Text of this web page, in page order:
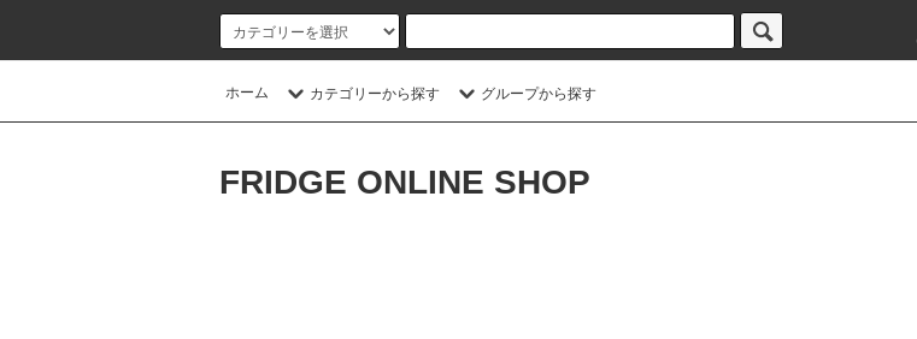
ホーム カテゴリーから探す グループから探す
FRIDGE ONLINE SHOP